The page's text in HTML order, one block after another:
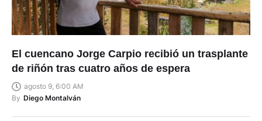
El cuencano Jorge Carpio recibió un trasplante
de riñón tras cuatro años de espera
agosto 9, 6:00 AM
By Diego Montalván